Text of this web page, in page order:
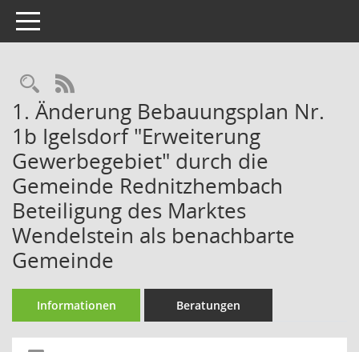
Toggle navigation
Rechercheauswahl
RSS-Feed
1. Änderung Bebauungsplan Nr.
1b Igelsdorf "Erweiterung
Gewerbegebiet" durch die
Gemeinde Rednitzhembach
Beteiligung des Marktes
Wendelstein als benachbarte
Gemeinde
Informationen Beratungen